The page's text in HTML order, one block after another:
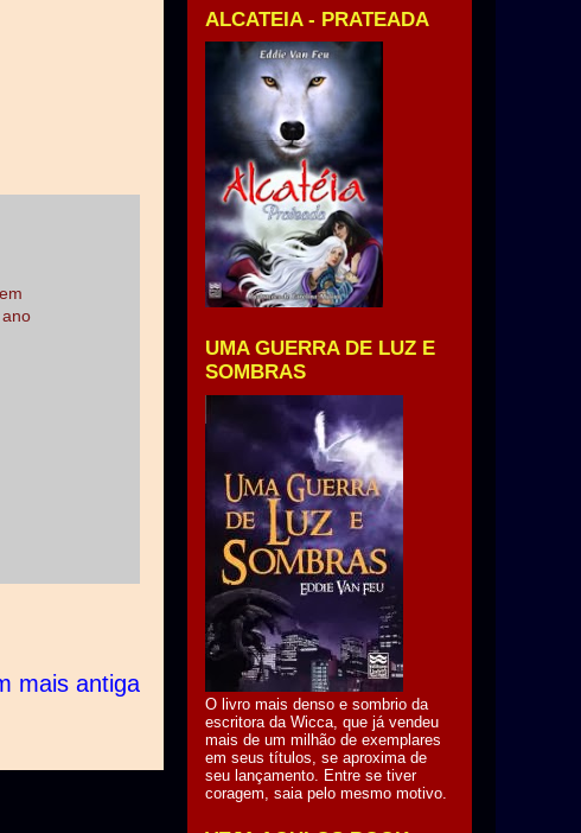
mais antiga
ALCATEIA - PRATEADA
UMA GUERRA DE LUZ E
SOMBRAS
O livro mais denso e sombrio da
escritora da Wicca, que já vendeu
mais de um milhão de exemplares
em seus títulos, se aproxima de
seu lançamento. Entre se tiver
coragem, saia pelo mesmo motivo.